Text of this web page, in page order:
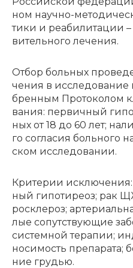
ном на­уч­но-
ти­ки и ре­а­би­ли­та­ции
ви­тель­но­го ле­че­ния.
От­бор боль­ных
че­ния в ис­сле­до­ва­ние
брен­ным Про­то­ко­лом
ва­ния: пер­вич­ный
ных от 18 до 60 лет;
го со­гла­сия боль­но­го
ском ис­сле­до­ва­нии.
Кри­те­рии
ный ги­по­ти­ре­оз; рак
ро­скле­роз;
лые со­пут­ству­ю­щие
си­стем­ной те­ра­пии;
но­си­мость пре­па­ра­та;
ние гру­дью.